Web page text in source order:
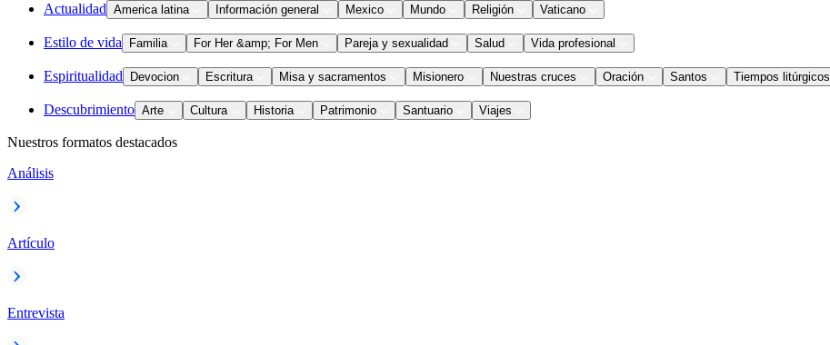
Actualidad America latina Información general Mexico Mundo Religión Vaticano
Estilo de vida Familia For Her &amp; For Men Pareja y sexualidad Salud Vida profesional
Espiritualidad Devocion Escritura Misa y sacramentos Misionero Nuestras cruces Oración Santos Tiempos litúrgicos
Descubrimiento Arte Cultura Historia Patrimonio Santuario Viajes
Nuestros formatos destacados
Análisis
Artículo
Entrevista